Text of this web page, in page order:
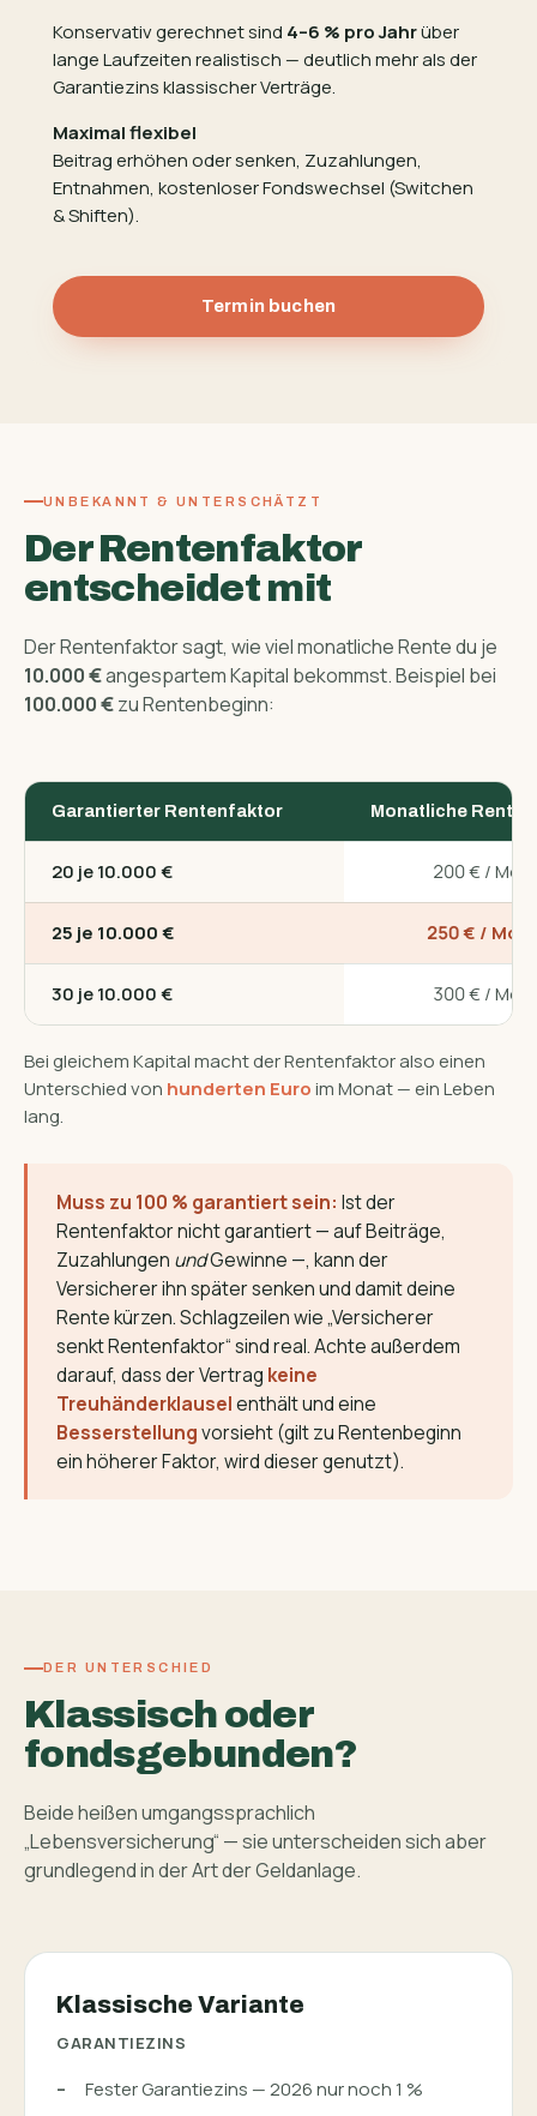
Konservativ gerechnet sind 4–6 % pro Jahrüber
lange Laufzeiten realistisch — deutlich mehr als der
Garantiezins klassischer Verträge.
Maximal flexibel
Beitrag erhöhen oder senken, Zuzahlungen,
Entnahmen, kostenloser Fondswechsel (Switchen
& Shiften).
Termin buchen
UNBEKANNT & UNTERSCHÄTZT
Der Rentenfaktor
entscheidet mit
Der Rentenfaktor sagt, wie viel monatliche Rente du je
10.000 €angespartem Kapital bekommst. Beispiel bei
100.000 €zu Rentenbeginn:
Garantierter Rentenfaktor Monatliche Rente
20 je 10.000 € 200 € /
25 je 10.000 € 250 € /
30 je 10.000 € 300 € /
Bei gleichem Kapital macht der Rentenfaktor also einen
Unterschied von hunderten Euroim Monat — ein Leben
lang.
Muss zu 100 % garantiert sein: Ist der
Rentenfaktor nicht garantiert — auf Beiträge,
Zuzahlungen undGewinne —, kann der
Versicherer ihn später senken und damit deine
Rente kürzen. Schlagzeilen wie „Versicherer
senkt Rentenfaktor“ sind real. Achte außerdem
darauf, dass der Vertrag keine
Treuhänderklauselenthält und eine
Besserstellungvorsieht (gilt zu Rentenbeginn
ein höherer Faktor, wird dieser genutzt).
DER UNTERSCHIED
Klassisch oder
fondsgebunden?
Beide heißen umgangssprachlich
„Lebensversicherung“ — sie unterscheiden sich aber
grundlegend in der Art der Geldanlage.
Klassische Variante
GARANTIEZINS
Fester Garantiezins — 2026 nur noch 1 %